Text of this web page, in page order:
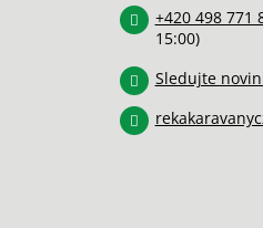
+420 498 771
15:00)
Sledujte